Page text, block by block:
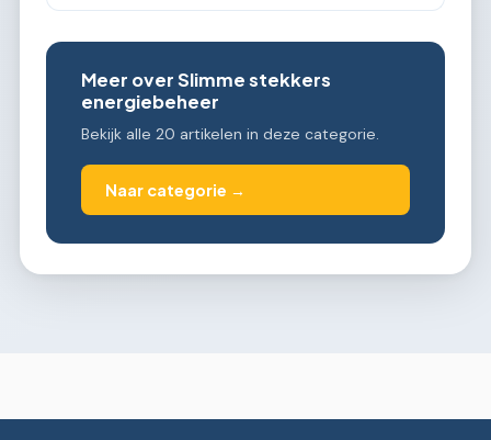
Meer over Slimme stekkers
energiebeheer
Bekijk alle 20 artikelen in deze categorie.
Naar categorie →